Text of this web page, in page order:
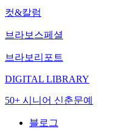
컷&칼럼
브라보스페셜
브라보리포트
DIGITAL LIBRARY
50+ 시니어 신춘문예
블로그